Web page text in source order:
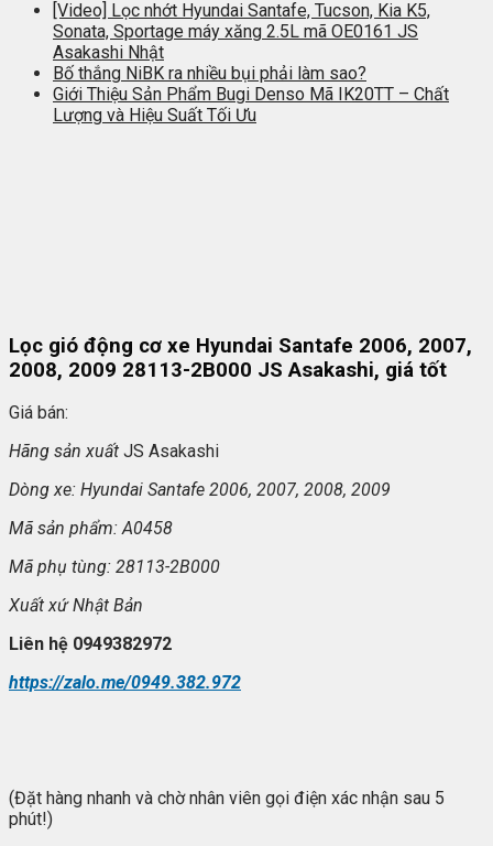
[Video] Lọc nhớt Hyundai Santafe, Tucson, Kia K5,
Sonata, Sportage máy xăng 2.5L mã OE0161 JS
Asakashi Nhật
Bố thắng NiBK ra nhiều bụi phải làm sao?
Giới Thiệu Sản Phẩm Bugi Denso Mã IK20TT – Chất
Lượng và Hiệu Suất Tối Ưu
Lọc gió động cơ xe Hyundai Santafe 2006, 2007,
2008, 2009 28113-2B000 JS Asakashi, giá tốt
Giá bán:
Hãng sản xuất JS Asakashi
Dòng xe: Hyundai Santafe 2006, 2007, 2008, 2009
Mã sản phẩm: A0458
Mã phụ tùng: 28113-2B000
Xuất xứ Nhật Bản
Liên hệ 0949382972
https://zalo.me/0949.382.972
(Đặt hàng nhanh và chờ nhân viên gọi điện xác nhận sau 5
phút!)